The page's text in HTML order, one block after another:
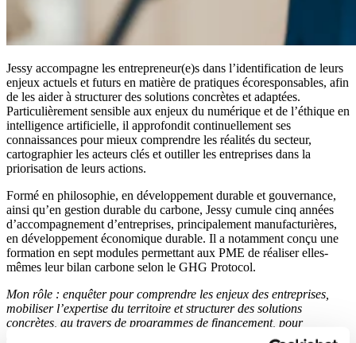
Jessy accompagne les entrepreneur(e)s dans l’identification de leurs
enjeux actuels et futurs en matière de pratiques écoresponsables, afin
de les aider à structurer des solutions concrètes et adaptées.
Particulièrement sensible aux enjeux du numérique et de l’éthique en
intelligence artificielle, il approfondit continuellement ses
connaissances pour mieux comprendre les réalités du secteur,
cartographier les acteurs clés et outiller les entreprises dans la
priorisation de leurs actions.
Formé en philosophie, en développement durable et gouvernance,
ainsi qu’en gestion durable du carbone, Jessy cumule cinq années
d’accompagnement d’entreprises, principalement manufacturières,
en développement économique durable. Il a notamment conçu une
formation en sept modules permettant aux PME de réaliser elles-
mêmes leur bilan carbone selon le GHG Protocol.
Mon rôle : enquêter pour comprendre les enjeux des entreprises,
mobiliser l’expertise du territoire et structurer des solutions
concrètes, au travers de programmes de financement, pour